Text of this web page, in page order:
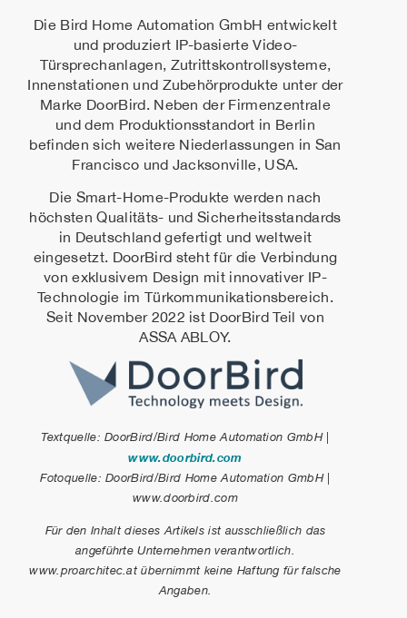
Die Bird Home Automation GmbH entwickelt
und produziert IP-basierte Video-
Türsprechanlagen, Zutrittskontrollsysteme,
Innenstationen und Zubehörprodukte unter der
Marke DoorBird. Neben der Firmenzentrale
und dem Produktionsstandort in Berlin
befinden sich weitere Niederlassungen in San
Francisco und Jacksonville, USA.
Die Smart-Home-Produkte werden nach
höchsten Qualitäts- und Sicherheitsstandards
in Deutschland gefertigt und weltweit
eingesetzt. DoorBird steht für die Verbindung
von exklusivem Design mit innovativer IP-
Technologie im Türkommunikationsbereich.
Seit November 2022 ist DoorBird Teil von
ASSA ABLOY.
Textquelle: DoorBird/Bird Home Automation GmbH |
www.doorbird.com
Fotoquelle: DoorBird/Bird Home Automation GmbH |
www.doorbird.com
Für den Inhalt dieses Artikels ist ausschließlich das
angeführte Unternehmen verantwortlich.
www.proarchitec.at übernimmt keine Haftung für falsche
Angaben.